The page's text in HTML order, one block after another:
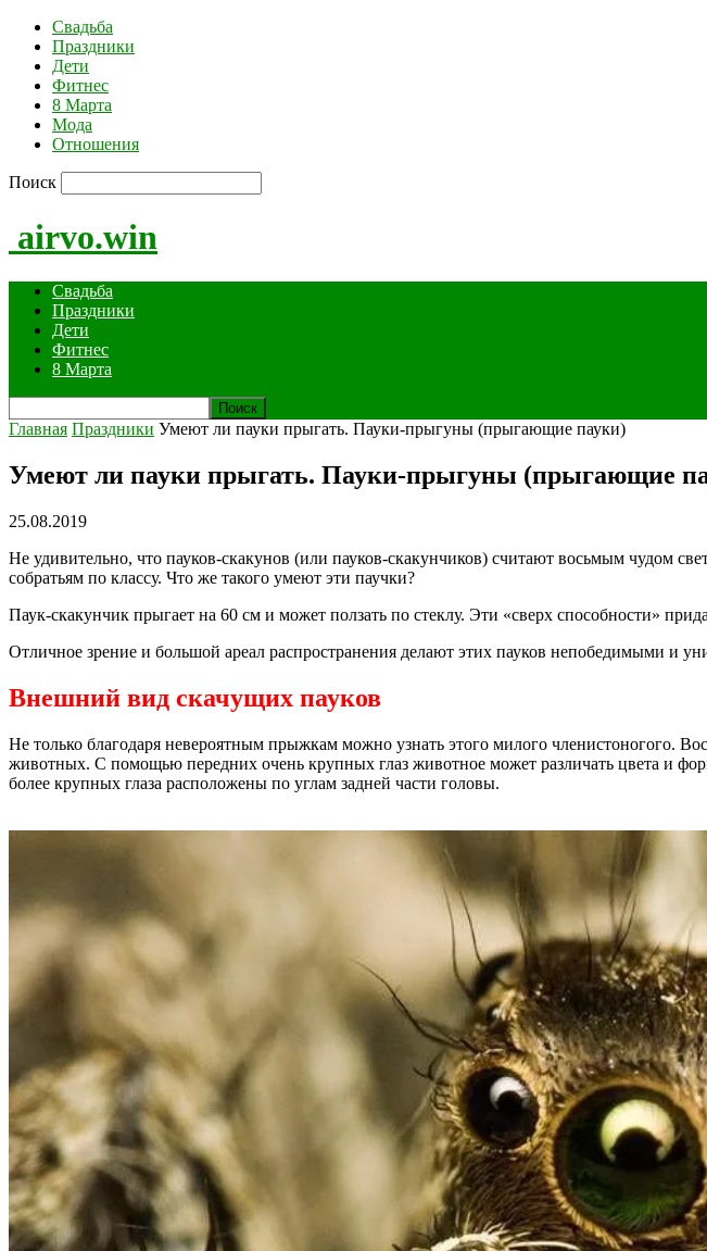
Свадьба
Праздники
Дети
Фитнес
8 Марта
Мода
Отношения
Поиск
airvo.win
Свадьба
Праздники
Дети
Фитнес
8 Марта
Главная Праздники Умеют ли пауки прыгать. Пауки-прыгуны (прыгающие пауки)
Умеют ли пауки прыгать. Пауки-прыгуны (прыгающие
25.08.2019
Не удивительно, что пауков-скакунов (или пауков-скакунчиков) считают восьмым чудом
собратьям по классу. Что же такого умеют эти паучки?
Паук-скакунчик прыгает на 60 см и может ползать по стеклу. Эти «сверх способности»
Отличное зрение и большой ареал распространения делают этих пауков непобедимыми и
Внешний вид скачущих пауков
Не только благодаря невероятным прыжкам можно узнать этого милого членистоногого.
животных. С помощью передних очень крупных глаз животное может различать цвета и
более крупных глаза расположены по углам задней части головы.